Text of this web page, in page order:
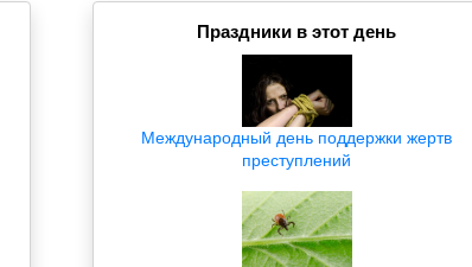
Праздники в этот день
Международный день поддержки жертв
преступлений